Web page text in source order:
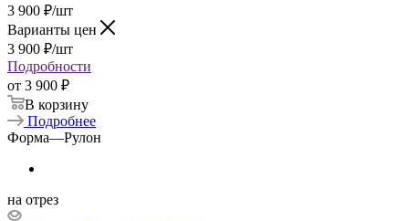
3 900 ₽/шт
Варианты цен
3 900 ₽/шт
Подробности
от 3 900 ₽
В корзину
Подробнее
Форма—Рулон
на отрез